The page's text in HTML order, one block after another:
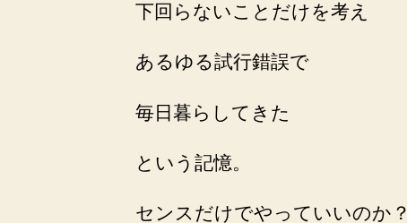
下回らないことだけを考え
あるゆる試行錯誤で
毎日暮らしてきた
という記憶。
センスだけでやっていいのか？